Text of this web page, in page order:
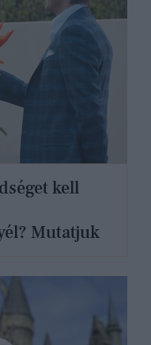
kell
Mutatjuk